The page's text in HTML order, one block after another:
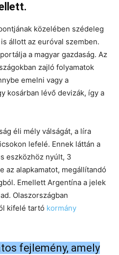
közelében szédeleg
állott az euróval szemben.
a magyar gazdaság. Az
zajló folyamatok
emelni vagy a
kosárban lévő devizák, így a
éli mély válságát, a líra
lefelé. Ennek láttán a
eszközhöz nyúlt, 3
az alapkamatot, megállítandó
Emellett Argentína a jelek
Olaszországban
kifelé tartó kormány
fejlemény, amely